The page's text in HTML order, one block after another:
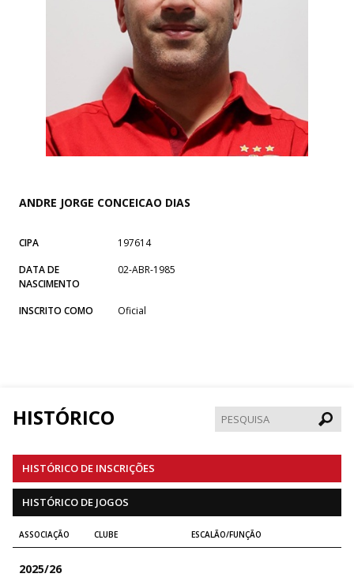
ANDRE JORGE CONCEICAO DIAS
CIPA
197614
DATA DE
NASCIMENTO
02-ABR-1985
INSCRITO COMO Oficial
HISTÓRICO
HISTÓRICO DE INSCRIÇÕES
HISTÓRICO DE JOGOS
ASSOCIAÇÃO CLUBE ESCALÃO/FUNÇÃO
2025/26